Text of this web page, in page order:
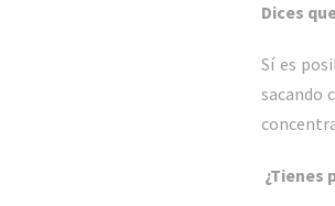
Dices
Sí es
sacando
¿Tienes